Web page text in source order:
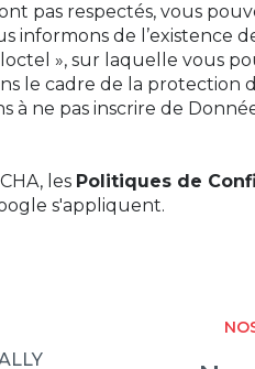
pas respectés, vous
informons de l’existence
», sur laquelle vous
le cadre de la protection
à ne pas inscrire de
les Politiques de
s'appliquent.